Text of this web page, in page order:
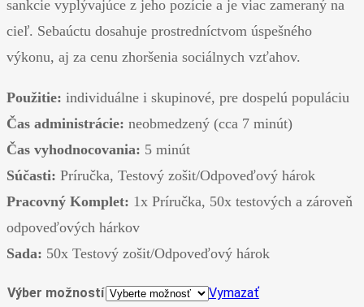
sankcie vyplývajúce z jeho pozície a je viac zameraný na
cieľ. Sebaúctu dosahuje prostredníctvom úspešného
výkonu, aj za cenu zhoršenia sociálnych vzťahov.
Použitie: individuálne i skupinové, pre dospelú populáciu
Čas administrácie: neobmedzený (cca 7 minút)
Čas vyhodnocovania: 5 minút
Súčasti: Príručka, Testový zošit/Odpoveďový hárok
Pracovný Komplet: 1x Príručka, 50x testových a zároveň
odpoveďových hárkov
Sada: 50x Testový zošit/Odpoveďový hárok
Výber možností
Vymazať